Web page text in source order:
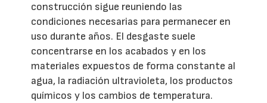
construcción sigue reuniendo las
condiciones necesarias para permanecer en
uso durante años. El desgaste suele
concentrarse en los acabados y en los
materiales expuestos de forma constante al
agua, la radiación ultravioleta, los productos
químicos y los cambios de temperatura.